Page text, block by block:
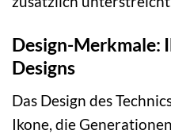
Design-Merkmale:
Designs
Das Design des
Ikone, die